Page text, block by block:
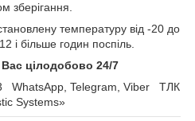
зберігання.
температуру від -20 до
і більше годин поспіль.
цілодобово 24/7
WhatsApp, Telegram, Viber ТЛК
Systems»